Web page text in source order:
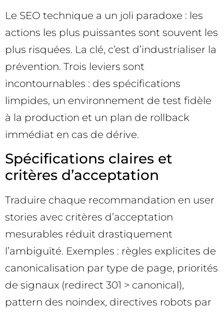
Le SEO technique a un joli paradoxe : les
actions les plus puissantes sont souvent les
plus risquées. La clé, c’est d’industrialiser la
prévention. Trois leviers sont
incontournables : des spécifications
limpides, un environnement de test fidèle
à la production et un plan de rollback
immédiat en cas de dérive.
Spécifications claires et
critères d’acceptation
Traduire chaque recommandation en user
stories avec critères d’acceptation
mesurables réduit drastiquement
l’ambiguïté. Exemples : règles explicites de
canonicalisation par type de page, priorités
de signaux (redirect 301 > canonical),
pattern des noindex, directives robots par